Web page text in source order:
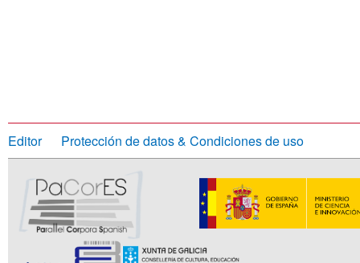
Editor Protección de datos & Condiciones de uso